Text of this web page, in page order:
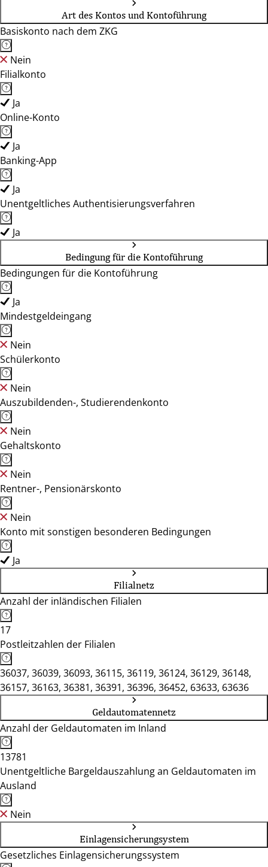
Art des Kontos und Kontoführung
Basiskonto nach dem ZKG
Nein
Filialkonto
Ja
Online-Konto
Ja
Banking-App
Ja
Unentgeltliches Authentisierungsverfahren
Ja
Bedingung für die Kontoführung
Bedingungen für die Kontoführung
Ja
Mindestgeldeingang
Nein
Schülerkonto
Nein
Auszubildenden-, Studierendenkonto
Nein
Gehaltskonto
Nein
Rentner-, Pensionärskonto
Nein
Konto mit sonstigen besonderen Bedingungen
Ja
Filialnetz
Anzahl der inländischen Filialen
17
Postleitzahlen der Filialen
36037, 36039, 36093, 36115, 36119, 36124, 36129, 36148,
36157, 36163, 36381, 36391, 36396, 36452, 63633, 63636
Geldautomatennetz
Anzahl der Geldautomaten im Inland
13781
Unentgeltliche Bargeldauszahlung an Geldautomaten im
Ausland
Nein
Einlagensicherungsystem
Gesetzliches Einlagensicherungssystem